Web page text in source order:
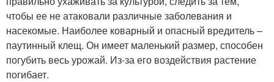
чтобы ее не атаковали различные заболевания и
насекомые. Наиболее коварный и опасный вредитель –
паутинный клещ. Он имеет маленький размер, способен
погубить весь урожай. Из-за его воздействия растение
погибает.